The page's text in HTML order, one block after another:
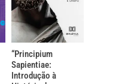
“Principium
Sapientiae:
Introdução à